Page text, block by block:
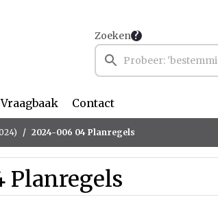
Zoeken
Vraagbaak Contact
2024-006 04 Planregels
Planregels